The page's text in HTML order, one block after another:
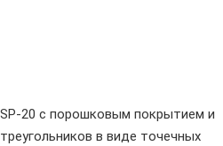
SP-20 с порошковым покрытием и
в виде точечных